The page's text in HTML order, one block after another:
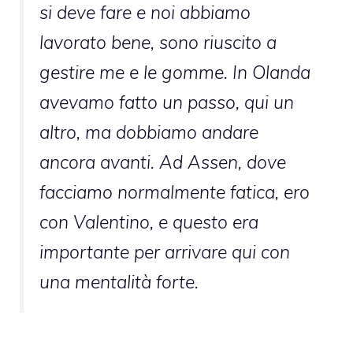
si deve fare e noi abbiamo
lavorato bene, sono riuscito a
gestire me e le gomme. In Olanda
avevamo fatto un passo, qui un
altro, ma dobbiamo andare
ancora avanti. Ad Assen, dove
facciamo normalmente fatica, ero
con Valentino, e questo era
importante per arrivare qui con
una mentalità forte.